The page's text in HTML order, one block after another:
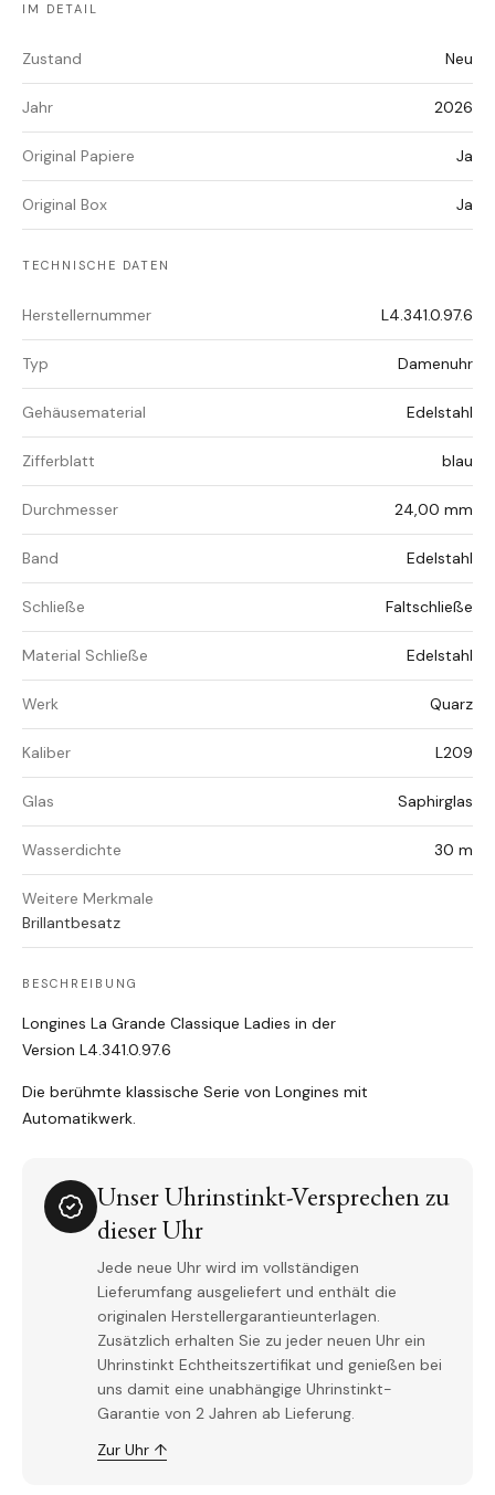
IM DETAIL
Zustand Neu
Jahr 2026
Original Papiere Ja
Original Box Ja
TECHNISCHE DATEN
Herstellernummer L4.341.0.97.6
Typ Damenuhr
Gehäusematerial Edelstahl
Zifferblatt blau
Durchmesser 24,00 mm
Band Edelstahl
Schließe Faltschließe
Material Schließe Edelstahl
Werk Quarz
Kaliber L209
Glas Saphirglas
Wasserdichte 30 m
Weitere Merkmale
Brillantbesatz
BESCHREIBUNG
Longines La Grande Classique Ladies in der
Version L4.341.0.97.6
Die berühmte klassische Serie von Longines mit
Automatikwerk.
Unser Uhrinstinkt-Versprechen zu
dieser Uhr
Jede neue Uhr wird im vollständigen
Lieferumfang ausgeliefert und enthält die
originalen Herstellergarantieunterlagen.
Zusätzlich erhalten Sie zu jeder neuen Uhr ein
Uhrinstinkt Echtheitszertifikat und genießen bei
uns damit eine unabhängige Uhrinstinkt-
Garantie von 2 Jahren ab Lieferung.
Zur Uhr ↑